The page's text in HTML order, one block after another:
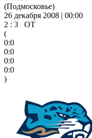
(Подмосковье)
26 декабря 2008 | 00:00
2 : 3 ОТ
(
0:0
0:0
0:0
0:0
)